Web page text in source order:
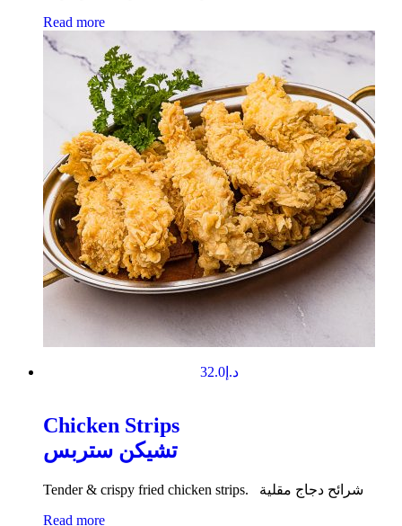
Read more
د.إ32.0
Chicken Strips
تشيكن ستربس
Tender & crispy fried chicken strips. شرائح دجاج مقلية
Read more